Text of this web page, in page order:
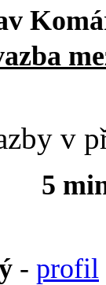
v
5
- profil